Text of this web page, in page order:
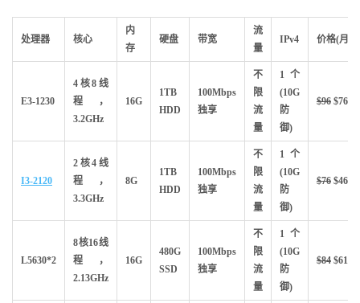
处理器 核心
内
存
硬盘 带宽
流
量
IPv4 价格(月)
E3-1230
4核8线
程，
3.2GHz
16G
1TB
HDD
100Mbps
独享
不
限
流
量
1个
(10G
防
御)
$96 $76
I3-2120
2核4线
程，
3.3GHz
8G
1TB
HDD
100Mbps
独享
不
限
流
量
1个
(10G
防
御)
$76 $46
L5630*2
8核16线
程，
2.13GHz
16G
480G
SSD
100Mbps
独享
不
限
流
量
1个
(10G
防
御)
$84 $61